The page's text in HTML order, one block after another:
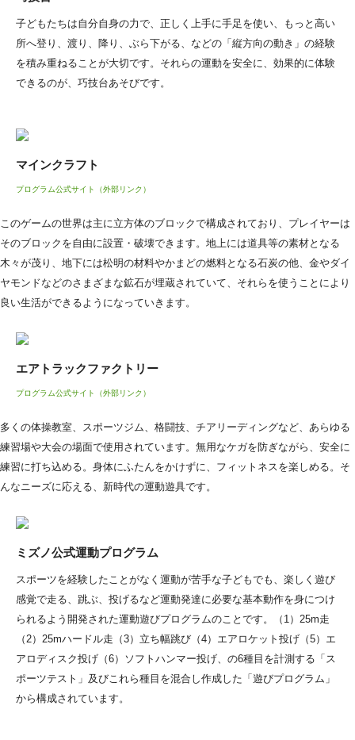
子どもたちは自分自身の力で、正しく上手に手足を使い、もっと高い
所へ登り、渡り、降り、ぶら下がる、などの「縦方向の動き」の経験
を積み重ねることが大切です。それらの運動を安全に、効果的に体験
できるのが、巧技台あそびです。
マインクラフト
プログラム公式サイト（外部リンク）
このゲームの世界は主に立方体のブロックで構成されており、プレイヤーは
そのブロックを自由に設置・破壊できます。地上には道具等の素材となる
木々が茂り、地下には松明の材料やかまどの燃料となる石炭の他、金やダイ
ヤモンドなどのさまざまな鉱石が埋蔵されていて、それらを使うことにより
良い生活ができるようになっていきます。
エアトラックファクトリー
プログラム公式サイト（外部リンク）
多くの体操教室、スポーツジム、格闘技、チアリーディングなど、あらゆる
練習場や大会の場面で使用されています。無用なケガを防ぎながら、安全に
練習に打ち込める。身体にふたんをかけずに、フィットネスを楽しめる。そ
んなニーズに応える、新時代の運動遊具です。
ミズノ公式運動プログラム
スポーツを経験したことがなく運動が苦手な子どもでも、楽しく遊び
感覚で走る、跳ぶ、投げるなど運動発達に必要な基本動作を身につけ
られるよう開発された運動遊びプログラムのことです。（1）25m走
（2）25mハードル走（3）立ち幅跳び（4）エアロケット投げ（5）エ
アロディスク投げ（6）ソフトハンマー投げ、の6種目を計測する「ス
ポーツテスト」及びこれら種目を混合し作成した「遊びプログラム」
から構成されています。